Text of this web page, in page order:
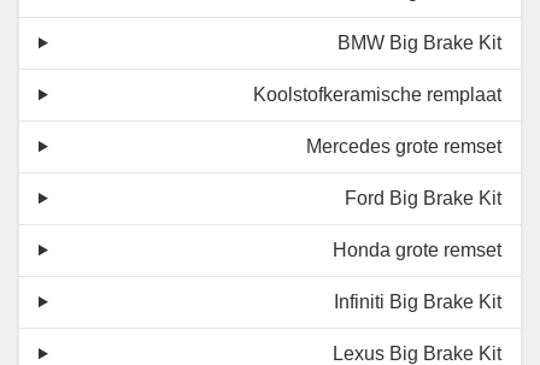
BMW Big Brake Kit
Koolstofkeramische remplaat
Mercedes grote remset
Ford Big Brake Kit
Honda grote remset
Infiniti Big Brake Kit
Lexus Big Brake Kit